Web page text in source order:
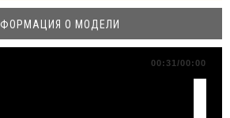
О МОДЕЛИ
00:31/00:00